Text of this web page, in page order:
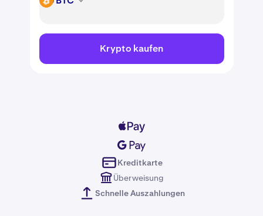
Krypto kaufen
Kreditkarte
Überweisung
Schnelle Auszahlungen